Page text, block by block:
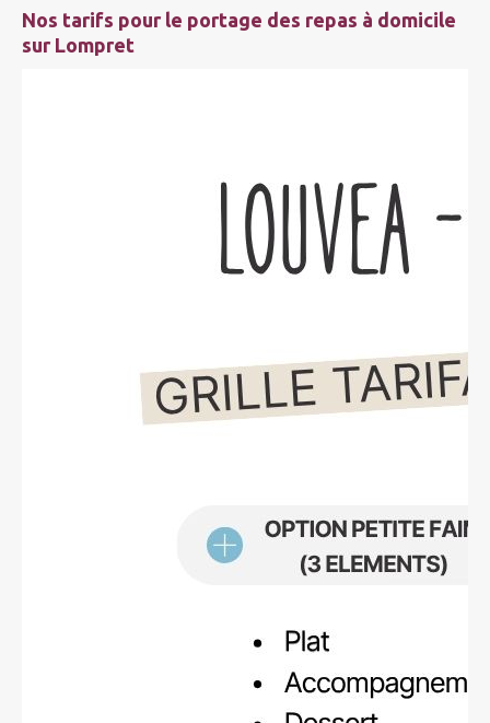
Nos tarifs pour le portage des repas à domicile
sur Lompret